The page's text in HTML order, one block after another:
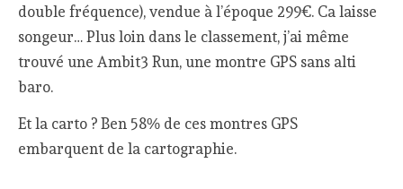
double fréquence), vendue à l’époque 299€. Ca laisse
songeur… Plus loin dans le classement, j’ai même
trouvé une Ambit3 Run, une montre GPS sans alti
baro.
Et la carto ? Ben 58% de ces montres GPS
embarquent de la cartographie.